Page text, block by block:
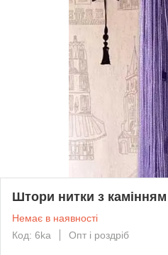
Штори нитки з камінням
Немає в наявності
Код: 6ka
Опт і роздріб